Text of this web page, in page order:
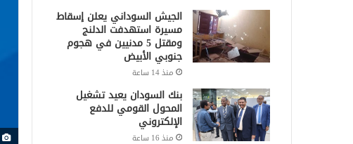
الجيش السوداني يعلن إسقاط
مسيرة استهدفت الدلنج
ومقتل 5 مدنيين في هجوم
جنوبي الأبيض
منذ 14 ساعة
بنك السودان يعيد تشغيل
المحول القومي للدفع
الإلكتروني
منذ 16 ساعة